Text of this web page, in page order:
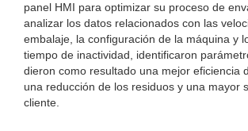
panel HMI para optimizar su proceso de
analizar los datos relacionados con las
embalaje, la configuración de la máquina y
tiempo de inactividad, identificaron
dieron como resultado una mejor eficiencia
una reducción de los residuos y una mayor
cliente.